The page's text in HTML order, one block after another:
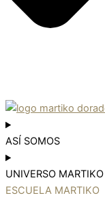
ASÍ SOMOS
UNIVERSO MARTIKO
ESCUELA MARTIKO